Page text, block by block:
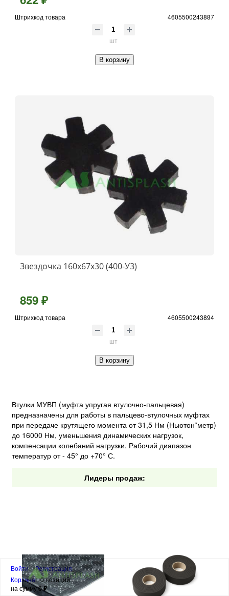
Штрихкод товара 4605500243887
шт
В корзину
Звездочка 160х67х30 (400-У3)
859 ₽
Штрихкод товара 4605500243894
шт
В корзину
Втулки МУВП (муфта упругая втулочно-пальцевая)
предназначены для работы в пальцево-втулочных муфтах
при передаче крутящего момента от 31,5 Нм (Ньютон*метр)
до 16000 Нм, уменьшения динамических нагрузок,
компенсации колебаний нагрузки. Рабочий диапазон
температур от - 45° до +70° С.
Лидеры продаж:
Войти Регистрация
Корзина 0 позиций
на сумму0 ₽